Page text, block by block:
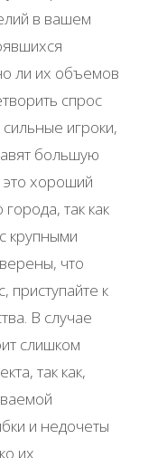
в вашем
ли их объемов
спрос
игроки,
большую
хороший
так как
крупными
что
приступайте к
В случае
слишком
так как,
и недочеты
их